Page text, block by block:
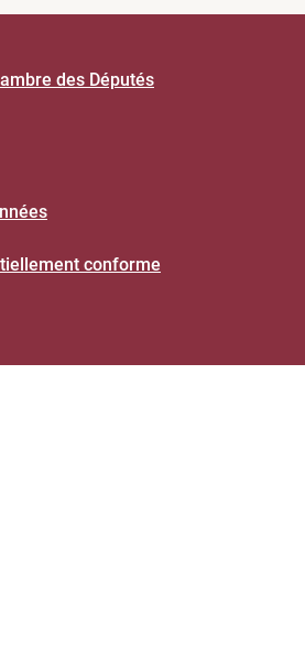
des Députés
conforme